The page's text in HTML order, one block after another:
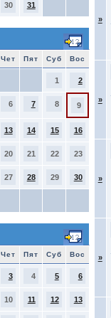
30 31
Чет Пят Суб Вос
1 2
6 7 8 9
13 14 15 16
20 21 22 23
27 28 29 30
Чет Пят Суб Вос
3 4 5 6
10 11 12 13
»
»
»
»